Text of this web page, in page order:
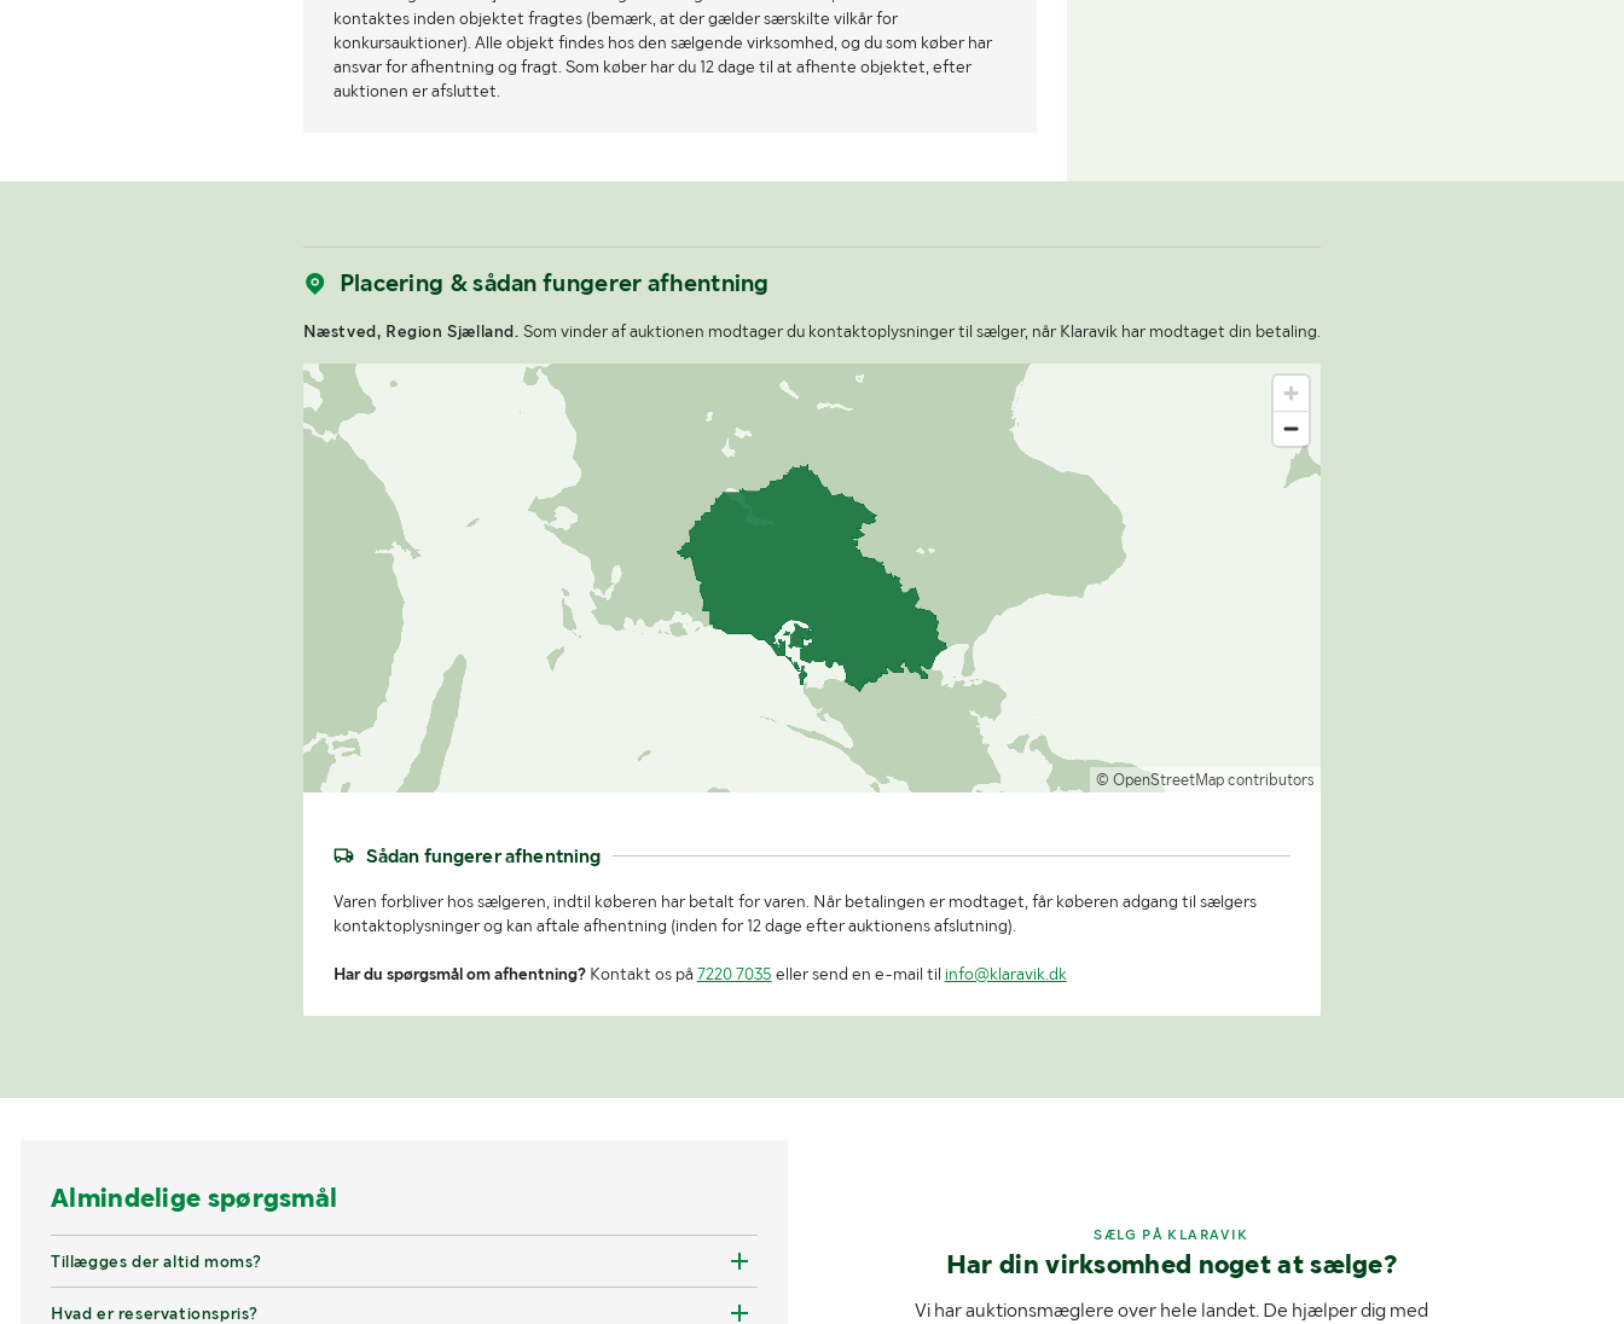
kontaktes inden objektet fragtes (bemærk, at der gælder særskilte vilkår for
konkursauktioner). Alle objekt findes hos den sælgende virksomhed, og du som køber har
ansvar for afhentning og fragt. Som køber har du 12 dage til at afhente objektet, efter
auktionen er afsluttet.
Placering & sådan fungerer afhentning
Næstved, Region Sjælland. Som vinder af auktionen modtager du kontaktoplysninger til sælger, når Klaravik har modtaget din betaling.
© OpenStreetMap contributors
Sådan fungerer afhentning
Varen forbliver hos sælgeren, indtil køberen har betalt for varen. Når betalingen er modtaget, får køberen adgang til sælgers
kontaktoplysninger og kan aftale afhentning (inden for 12 dage efter auktionens afslutning).
Har du spørgsmål om afhentning?Kontakt os på 7220 7035 eller send en e-mail til info@klaravik.dk
Almindelige spørgsmål
Tillægges der altid moms?
Hvad er reservationspris?
SÆLG PÅ KLARAVIK
Har din virksomhed noget at sælge?
Vi har auktionsmæglere over hele landet. De hjælper dig med